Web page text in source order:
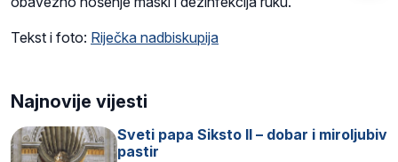
Tekst i foto: Riječka nadbiskupija
Najnovije vijesti
Sveti papa Siksto II – dobar i miroljubiv
pastir